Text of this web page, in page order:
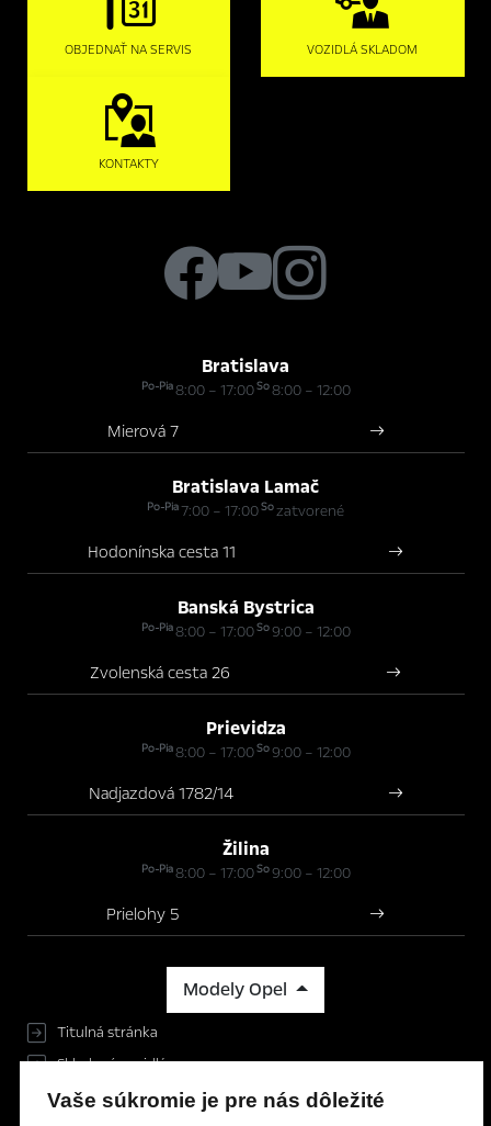
OBJEDNAŤ NA SERVIS VOZIDLÁ SKLADOM
KONTAKTY
Bratislava
Po-Pia8:00 – 17:00So8:00 – 12:00
Mierová 7
Bratislava Lamač
Po-Pia7:00 – 17:00Sozatvorené
Hodonínska cesta 11
Banská Bystrica
Po-Pia8:00 – 17:00So9:00 – 12:00
Zvolenská cesta 26
Prievidza
Po-Pia8:00 – 17:00So9:00 – 12:00
Nadjazdová 1782/14
Žilina
Po-Pia8:00 – 17:00So9:00 – 12:00
Prielohy 5
Modely Opel
Titulná stránka
Skladové vozidlá
Servis & Príslušenstvo
Vaše súkromie je pre nás dôležité